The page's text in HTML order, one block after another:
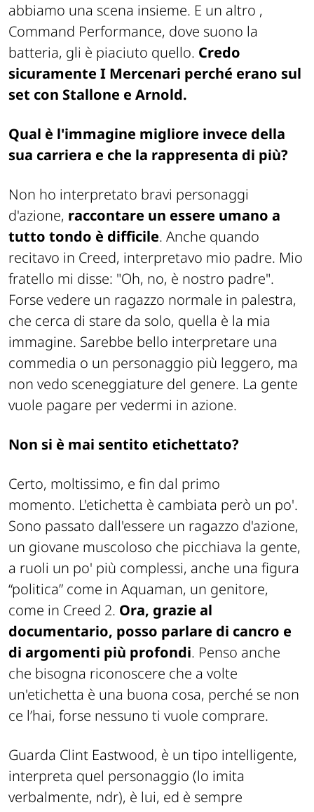
abbiamo una scena insieme. E un altro ,
Command Performance, dove suono la
batteria, gli è piaciuto quello. Credo
sicuramente I Mercenari perché erano sul
set con Stallone e Arnold.
Qual è l'immagine migliore invece della
sua carriera e che la rappresenta di più?
Non ho interpretato bravi personaggi
d'azione, raccontare un essere umano a
tutto tondo è difficile. Anche quando
recitavo in Creed, interpretavo mio padre. Mio
fratello mi disse: "Oh, no, è nostro padre".
Forse vedere un ragazzo normale in palestra,
che cerca di stare da solo, quella è la mia
immagine. Sarebbe bello interpretare una
commedia o un personaggio più leggero, ma
non vedo sceneggiature del genere. La gente
vuole pagare per vedermi in azione.
Non si è mai sentito etichettato?
Certo, moltissimo, e fin dal primo
momento. L'etichetta è cambiata però un po'.
Sono passato dall'essere un ragazzo d'azione,
un giovane muscoloso che picchiava la gente,
a ruoli un po' più complessi, anche una figura
“politica” come in Aquaman, un genitore,
come in Creed 2. Ora, grazie al
documentario, posso parlare di cancro e
di argomenti più profondi. Penso anche
che bisogna riconoscere che a volte
un'etichetta è una buona cosa, perché se non
ce l’hai, forse nessuno ti vuole comprare.
Guarda Clint Eastwood, è un tipo intelligente,
interpreta quel personaggio (lo imita
verbalmente, ndr), è lui, ed è sempre